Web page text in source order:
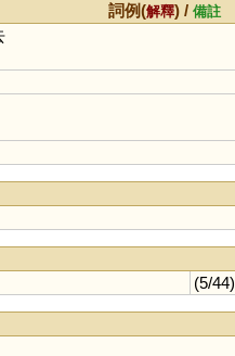
詞例(解釋) /備註
(5/44)